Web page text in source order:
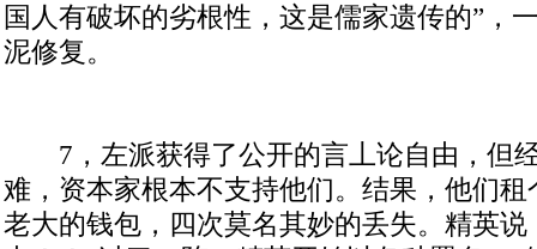
国人有破坏的劣根性，这是儒家遗传的”，
泥修复。
7 ，左派获得了公开的言丄论自由，但
难，资本家根本不支持他们。结果，他们
老大的钱包，四次莫名其妙的丢失。精英说